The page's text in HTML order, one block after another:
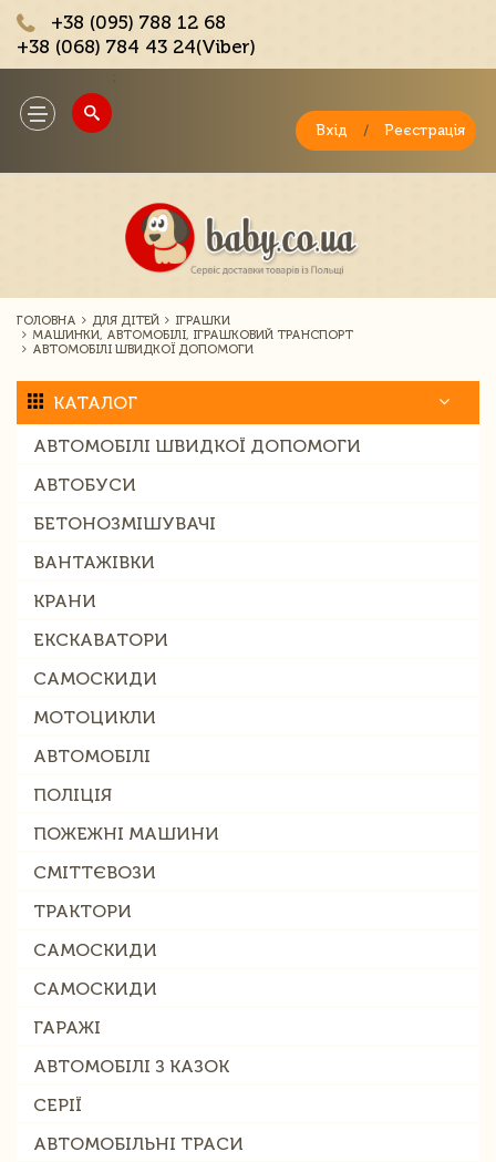
+38 (095) 788 12 68
+38 (068) 784 43 24(Viber)
Toggle
navigation
Вхід / Реєстрація
ГОЛОВНА ДЛЯ ДІТЕЙ
ІГРАШКИ
МАШИНКИ, АВТОМОБІЛІ, ІГРАШКОВИЙ ТРАНСПОРТ
АВТОМОБІЛІ ШВИДКОЇ ДОПОМОГИ
КАТАЛОГ
АВТОМОБІЛІ ШВИДКОЇ ДОПОМОГИ
АВТОБУСИ
БЕТОНОЗМІШУВАЧІ
ВАНТАЖІВКИ
КРАНИ
ЕКСКАВАТОРИ
САМОСКИДИ
МОТОЦИКЛИ
АВТОМОБІЛІ
ПОЛІЦІЯ
ПОЖЕЖНІ МАШИНИ
СМІТТЄВОЗИ
ТРАКТОРИ
САМОСКИДИ
САМОСКИДИ
ГАРАЖІ
АВТОМОБІЛІ З КАЗОК
СЕРІЇ
АВТОМОБІЛЬНІ ТРАСИ